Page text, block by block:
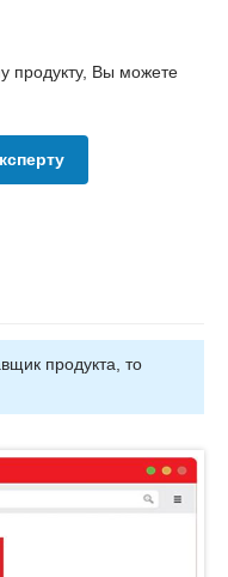
продукту, Вы можете
продукта, то